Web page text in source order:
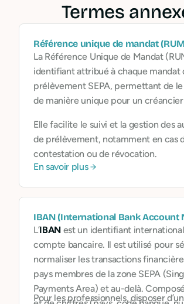
Termes
Référence unique de mandat
La Référence Unique de Mandat
identifiant attribué à chaque mandat
prélèvement SEPA, permettant de
de manière unique pour un
Elle facilite le suivi et la gestion des
de prélèvement, notamment en cas
contestation ou de révocation.
En savoir plus
IBAN (International Bank Account
L’IBAN est un identifiant
compte bancaire. Il est utilisé pour
normaliser les transactions
pays membres de la zone SEPA
Payments Area) et au-delà.
Pour les professionnels, disposer